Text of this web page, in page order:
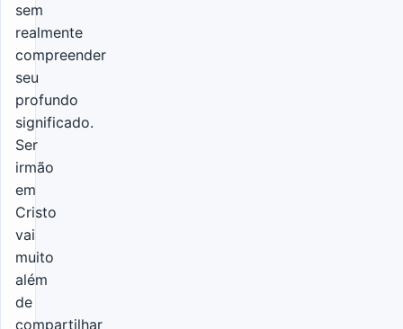
sem
realmente
compreender
seu
profundo
significado.
Ser
irmão
em
Cristo
vai
muito
além
de
compartilhar